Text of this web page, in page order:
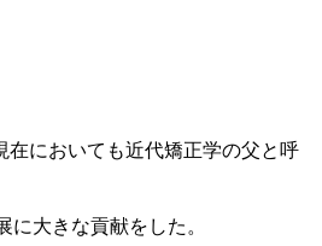
在においても近代矯正学の父と呼
大きな貢献をした。